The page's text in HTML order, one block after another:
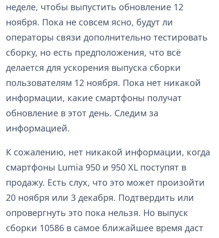
неделе, чтобы выпустить обновление 12
ноября. Пока не совсем ясно, будут ли
операторы связи дополнительно тестировать
сборку, но есть предположения, что всё
делается для ускорения выпуска сборки
пользователям 12 ноября. Пока нет никакой
информации, какие смартфоны получат
обновление в этот день. Следим за
информацией.
К сожалению, нет никакой информации, когда
смартфоны Lumia 950 и 950 XL поступят в
продажу. Есть слух, что это может произойти
20 ноября или 3 декабря. Подтвердить или
опровергнуть это пока нельзя. Но выпуск
сборки 10586 в самое ближайшее время даст